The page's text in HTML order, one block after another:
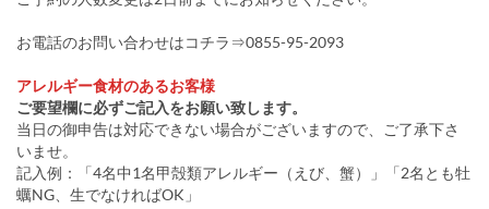
お電話のお問い合わせはコチラ⇒0855-95-2093
アレルギー食材のあるお客様
ご要望欄に必ずご記入をお願い致します。
当日の御申告は対応できない場合がございますので、ご了承下さ
いませ。
記入例：「4名中1名甲殻類アレルギー（えび、蟹）」「2名とも牡
蠣NG、生でなければOK」